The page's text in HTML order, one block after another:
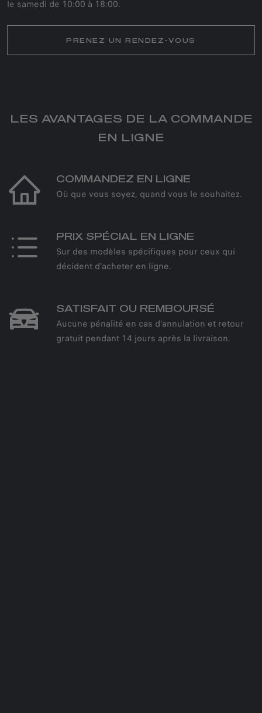
le samedi de 10:00 à 18:00.
PRENEZ UN RENDEZ-VOUS
LES AVANTAGES DE LA COMMANDE
EN LIGNE
COMMANDEZ EN LIGNE
Où que vous soyez, quand vous le souhaitez.
PRIX SPÉCIAL EN LIGNE
Sur des modèles spécifiques pour ceux qui
décident d'acheter en ligne.
SATISFAIT OU REMBOURSÉ
Aucune pénalité en cas d'annulation et retour
gratuit pendant 14 jours après la livraison.